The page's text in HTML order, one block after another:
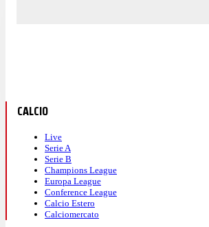
CALCIO
Live
Serie A
Serie B
Champions League
Europa League
Conference League
Calcio Estero
Calciomercato